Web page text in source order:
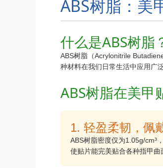
ABS树脂：美
什么是ABS树脂
ABS树脂（Acrylonitrile
种材料在我们日常生活中应用广泛
ABS树脂在美甲
1. 轻盈柔韧，佩
ABS树脂密度仅为1.05g/cm³
使贴片能完美贴合各种指甲曲